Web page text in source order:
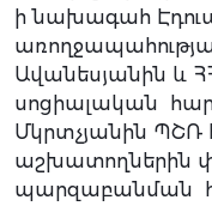
ի նախագահ
Ավանեսյանին և
սոցիալական
Մկրտչյանին ՊՇՌ
աշխատողներին
պարզաբանման